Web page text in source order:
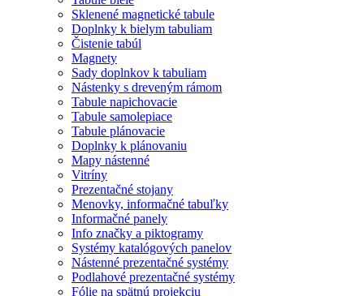
Sklenené magnetické tabule
Doplnky k bielym tabuliam
Čistenie tabúl
Magnety
Sady doplnkov k tabuliam
Nástenky s dreveným rámom
Tabule napichovacie
Tabule samolepiace
Tabule plánovacie
Doplnky k plánovaniu
Mapy nástenné
Vitríny
Prezentačné stojany
Menovky, informačné tabuľky
Informačné panely
Info značky a piktogramy
Systémy katalógových panelov
Nástenné prezentačné systémy
Podlahové prezentačné systémy
Fólie na spätnú projekciu